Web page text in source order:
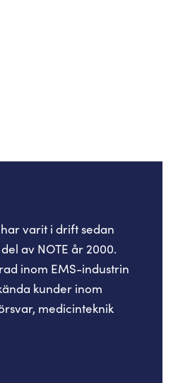
varit i drift sedan
av NOTE år 2000.
inom EMS-industrin
kunder inom
medicinteknik